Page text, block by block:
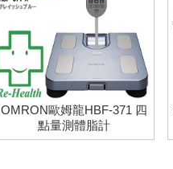
OMRON歐姆龍HBF-371 四
點量測體脂計